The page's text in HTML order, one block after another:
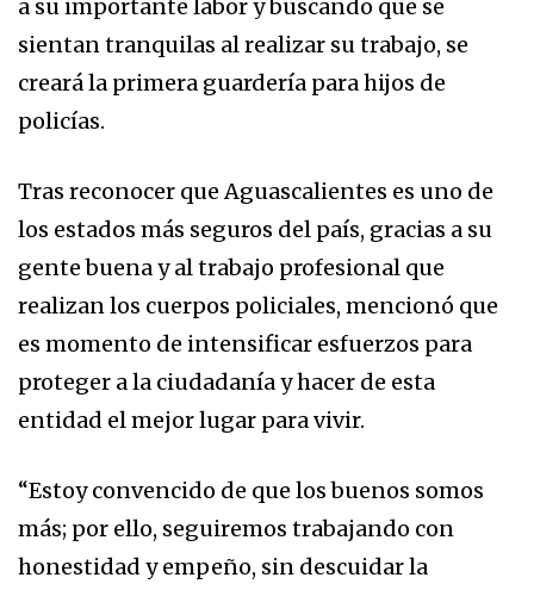
a su importante labor y buscando que se
sientan tranquilas al realizar su trabajo, se
creará la primera guardería para hijos de
policías.
Tras reconocer que Aguascalientes es uno de
los estados más seguros del país, gracias a su
gente buena y al trabajo profesional que
realizan los cuerpos policiales, mencionó que
es momento de intensificar esfuerzos para
proteger a la ciudadanía y hacer de esta
entidad el mejor lugar para vivir.
“Estoy convencido de que los buenos somos
más; por ello, seguiremos trabajando con
honestidad y empeño, sin descuidar la